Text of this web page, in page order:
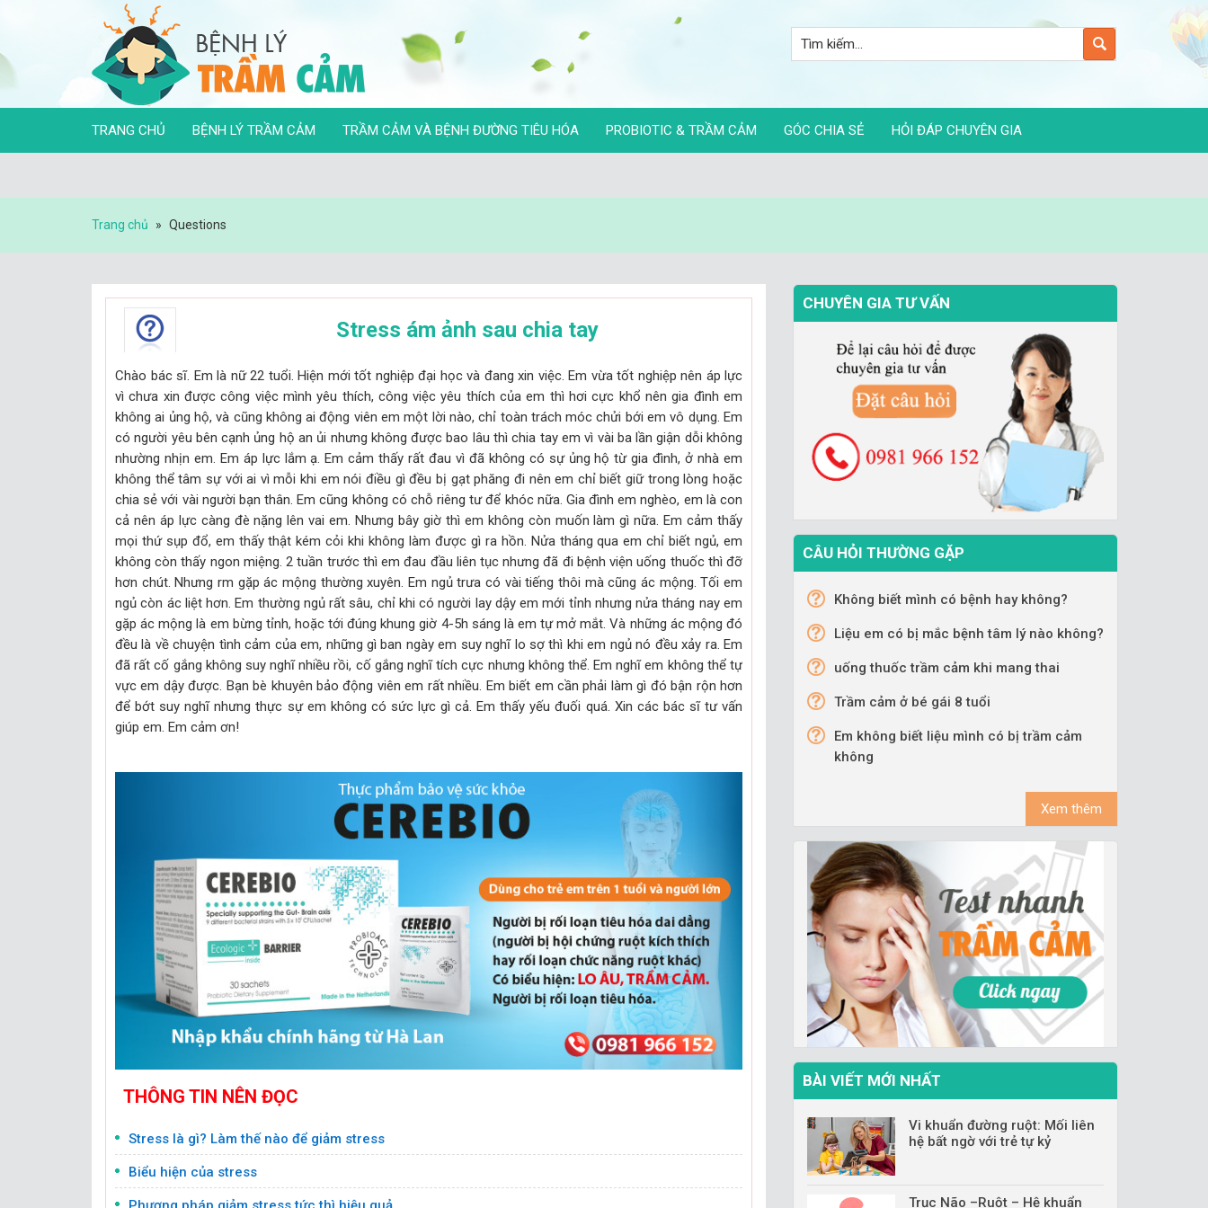
TRANG CHỦ BỆNH LÝ TRẦM CẢM TRẦM CẢM VÀ BỆNH ĐƯỜNG TIÊU HÓA PROBIOTIC & TRẦM CẢM GÓC CHIA SẺ HỎI ĐÁP CHUYÊN GIA
Trang chủ » Questions
Stress ám ảnh sau chia tay
Chào bác sĩ. Em là nữ 22 tuổi. Hiện mới tốt nghiệp đại học và đang xin việc. Em vừa tốt nghiệp nên áp lực
vì chưa xin được công việc mình yêu thích, công việc yêu thích của em thì hơi cực khổ nên gia đình em
không ai ủng hộ, và cũng không ai động viên em một lời nào, chỉ toàn trách móc chửi bới em vô dụng. Em
có người yêu bên cạnh ủng hộ an ủi nhưng không được bao lâu thì chia tay em vì vài ba lần giận dỗi không
nhường nhịn em. Em áp lực lắm ạ. Em cảm thấy rất đau vì đã không có sự ủng hộ từ gia đình, ở nhà em
không thể tâm sự với ai vì mỗi khi em nói điều gì đều bị gạt phăng đi nên em chỉ biết giữ trong lòng hoặc
chia sẻ với vài người bạn thân. Em cũng không có chỗ riêng tư để khóc nữa. Gia đình em nghèo, em là con
cả nên áp lực càng đè nặng lên vai em. Nhưng bây giờ thì em không còn muốn làm gì nữa. Em cảm thấy
mọi thứ sụp đổ, em thấy thật kém cỏi khi không làm được gì ra hồn. Nửa tháng qua em chỉ biết ngủ, em
không còn thấy ngon miệng. 2 tuần trước thì em đau đầu liên tục nhưng đã đi bệnh viện uống thuốc thì đỡ
hơn chút. Nhưng rm gặp ác mộng thường xuyên. Em ngủ trưa có vài tiếng thôi mà cũng ác mộng. Tối em
ngủ còn ác liệt hơn. Em thường ngủ rất sâu, chỉ khi có người lay dậy em mới tỉnh nhưng nửa tháng nay em
gặp ác mộng là em bừng tỉnh, hoặc tới đúng khung giờ 4-5h sáng là em tự mở mắt. Và những ác mộng đó
đều là về chuyện tình cảm của em, những gì ban ngày em suy nghĩ lo sợ thì khi em ngủ nó đều xảy ra. Em
đã rất cố gắng không suy nghĩ nhiều rồi, cố gắng nghĩ tích cực nhưng không thể. Em nghĩ em không thể tự
vực em dậy được. Bạn bè khuyên bảo động viên em rất nhiều. Em biết em cần phải làm gì đó bận rộn hơn
để bớt suy nghĩ nhưng thực sự em không có sức lực gì cả. Em thấy yếu đuối quá. Xin các bác sĩ tư vấn
giúp em. Em cảm ơn!
THÔNG TIN NÊN ĐỌC
Stress là gì? Làm thế nào để giảm stress
Biểu hiện của stress
CHUYÊN GIA TƯ VẤN
CÂU HỎI THƯỜNG GẶP
Không biết mình có bệnh hay không?
Liệu em có bị mắc bệnh tâm lý nào không?
uống thuốc trầm cảm khi mang thai
Trầm cảm ở bé gái 8 tuổi
Em không biết liệu mình có bị trầm cảm
không
Xem thêm
BÀI VIẾT MỚI NHẤT
Vi khuẩn đường ruột: Mối liên
hệ bất ngờ với trẻ tự kỷ
Trục Não –Ruột – Hệ khuẩn